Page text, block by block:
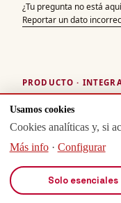
¿Tu pregunta no está
Reportar un dato
PRODUCTO ·
API,
Acceso
licencia CC BY 4.0.
Endpoints API
Usamos cookies
Cookies analíticas y, si
Más info· Configurar
Solo esenciales